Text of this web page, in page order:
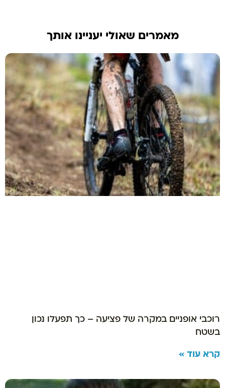
מאמרים שאולי יעניינו אותך
רוכבי אופניים במקרה של פציעה – כך תפעלו נכון
בשטח
קרא עוד »